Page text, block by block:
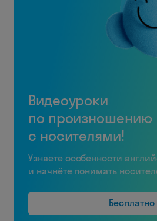
Видеоуроки
по произношению
с носителями!
Узнаете особенности
и начнёте понимать
Бесплатно